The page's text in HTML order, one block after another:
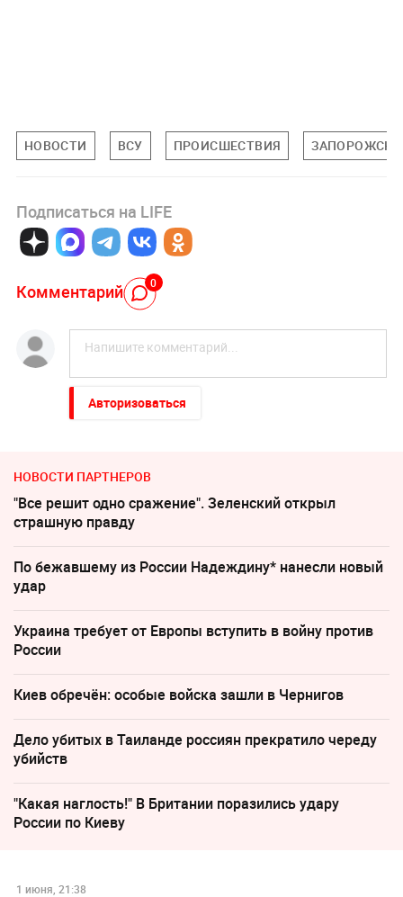
НОВОСТИ ВСУ ПРОИСШЕСТВИЯ
Подписаться на LIFE
Комментарий 0
Авторизоваться
НОВОСТИ ПАРТНЕРОВ
"Все решит одно сражение". Зеленский открыл
страшную правду
По бежавшему из России Надеждину* нанесли новый
удар
Украина требует от Европы вступить в войну против
России
Киев обречён: особые войска зашли в Чернигов
Дело убитых в Таиланде россиян прекратило череду
убийств
"Какая наглость!" В Британии поразились удару
России по Киеву
1 июня, 21:38